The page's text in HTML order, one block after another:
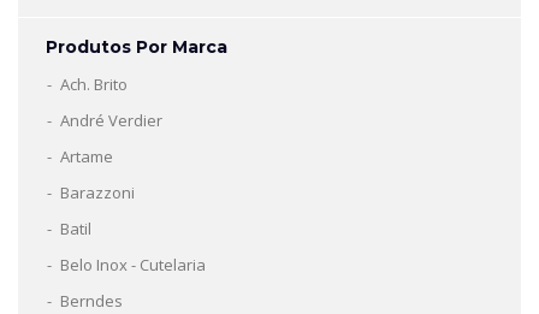
Produtos Por Marca
Ach. Brito
André Verdier
Artame
Barazzoni
Batil
Belo Inox - Cutelaria
Berndes